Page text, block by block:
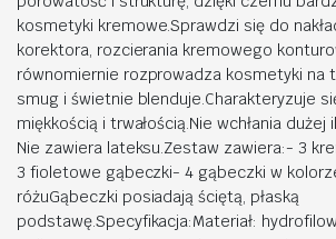
kosmetyki kremowe.Sprawdzi się do
korektora, rozcierania kremowego
równomiernie rozprowadza kosmetyki na
smug i świetnie blenduje.Charakteryzuje
miękkością i trwałością.Nie wchłania
Nie zawiera lateksu.Zestaw zawiera:- 3
3 fioletowe gąbeczki- 4 gąbeczki w
różuGąbeczki posiadają ściętą, płaską
podstawę.Specyfikacja:Materiał: